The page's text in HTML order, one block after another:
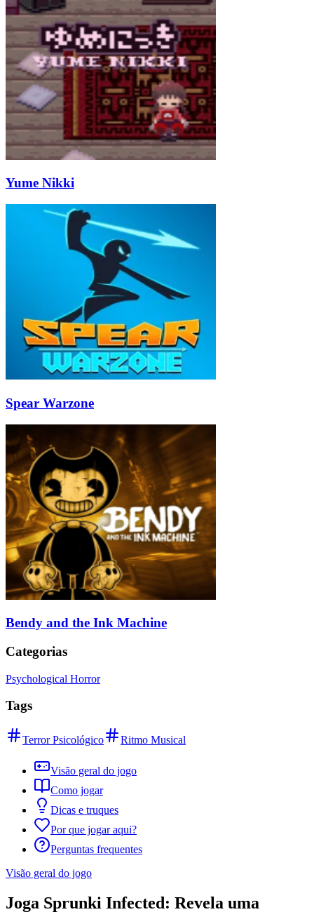
Yume Nikki
Spear Warzone
Bendy and the Ink Machine
Categorias
Psychological Horror
Tags
Terror Psicológico Ritmo Musical
Visão geral do jogo
Como jogar
Dicas e truques
Por que jogar aqui?
Perguntas frequentes
Visão geral do jogo
Joga Sprunki Infected: Revela uma